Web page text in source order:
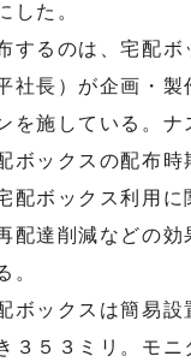
した。
するのは、宅配ボ
社長）が企画・
を施している。ナ
ボックスの配布時
配ボックス利用
配達削減などの
。
ボックスは簡易設
３５３ミリ。モ